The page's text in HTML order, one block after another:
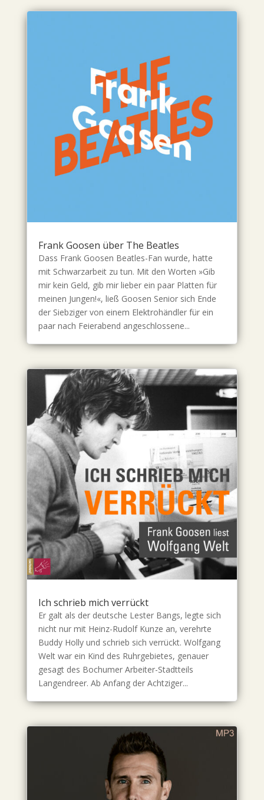
Frank Goosen über The Beatles
Dass Frank Goosen Beatles-Fan wurde, hatte
mit Schwarzarbeit zu tun. Mit den Worten »Gib
mir kein Geld, gib mir lieber ein paar Platten für
meinen Jungen!«, ließ Goosen Senior sich Ende
der Siebziger von einem Elektrohändler für ein
paar nach Feierabend angeschlossene...
Ich schrieb mich verrückt
Er galt als der deutsche Lester Bangs, legte sich
nicht nur mit Heinz-Rudolf Kunze an, verehrte
Buddy Holly und schrieb sich verrückt. Wolfgang
Welt war ein Kind des Ruhrgebietes, genauer
gesagt des Bochumer Arbeiter-Stadtteils
Langendreer. Ab Anfang der Achtziger...